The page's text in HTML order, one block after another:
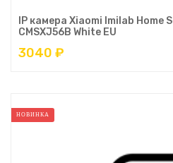
IP камера Xiaomi Imilab Home
CMSXJ56B White EU
3040 ₽
НОВИНКА